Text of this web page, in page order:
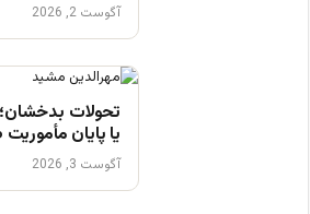
آگوست 2, 2026
تحولات
یا پایان مأموریت
آگوست 3, 2026